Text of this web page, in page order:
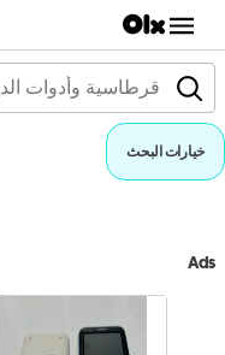
خيارات البحث
Ads